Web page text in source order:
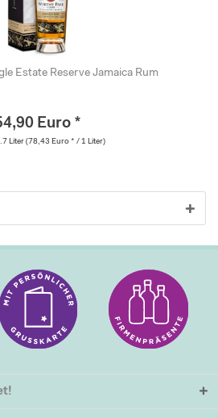
Estate Reserve Jamaica Rum
Euro *
Liter (78,43 Euro * / 1 Liter)